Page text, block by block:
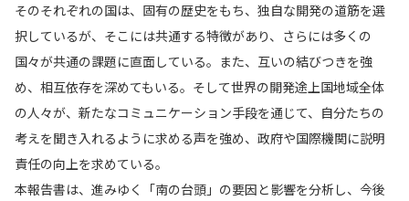
そのそれぞれの国は、固有の歴史をもち、独自な開発の道筋を選
択しているが、そこには共通する特徴があり、さらには多くの
国々が共通の課題に直面している。また、互いの結びつきを強
め、相互依存を深めてもいる。そして世界の開発途上国地域全体
の人々が、新たなコミュニケーション手段を通じて、自分たちの
考えを聞き入れるように求める声を強め、政府や国際機関に説明
責任の向上を求めている。
本報告書は、進みゆく「南の台頭」の要因と影響を分析し、今後